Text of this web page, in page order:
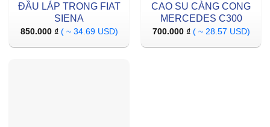
ĐẦU LÁP TRONG FIAT
SIENA
850.000 ₫ ( ~ 34.69 USD)
CAO SU CÀNG CONG
MERCEDES C300
700.000 ₫ ( ~ 28.57 USD)